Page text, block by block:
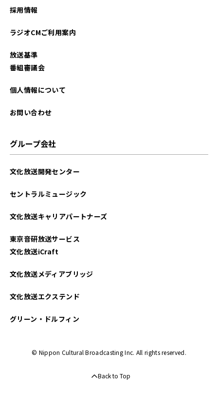
採用情報
ラジオCMご利用案内
放送基準
番組審議会
個人情報について
お問い合わせ
グループ会社
文化放送開発センター
セントラルミュージック
文化放送キャリアパートナーズ
東京音研放送サービス
文化放送iCraft
文化放送メディアブリッジ
文化放送エクステンド
グリーン・ドルフィン
© Nippon Cultural Broadcasting Inc. All rights reserved.
Back to Top